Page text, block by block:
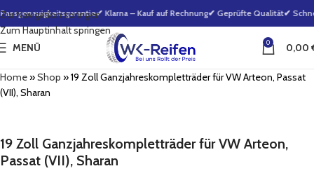
Zur Navigation springen
Zum Hauptinhalt springen
✔ Klarna – Kauf auf Rechnung✔ Geprüfte Qualität✔
MENÜ 0 0,00
Home»Shop »19 Zoll Ganzjahreskompletträder für VW Arteon, Passat
(VII), Sharan
19 Zoll Ganzjahreskompletträder für VW Arteon,
Passat (VII), Sharan